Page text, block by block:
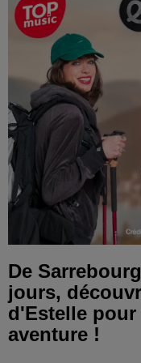
De
jours,
d'Estelle
aventure !